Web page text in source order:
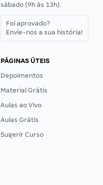
sábado (9h às 13h).
Foi aprovado?
Envie-nos a sua história!
PÁGINAS ÚTEIS
Depoimentos
Material Grátis
Aulas ao Vivo
Aulas Grátis
Sugerir Curso